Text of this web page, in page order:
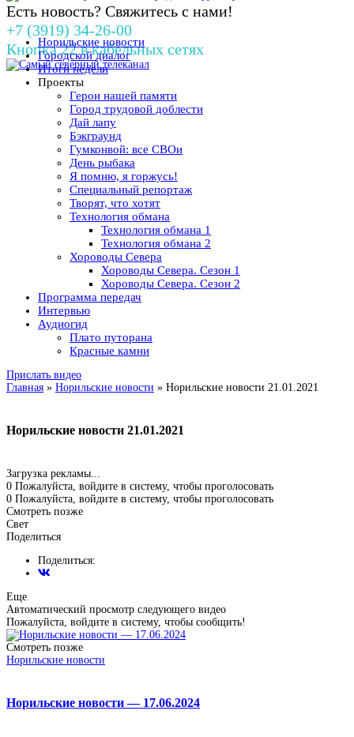
Есть новость? Свяжитесь с нами!
+7 (3919) 34-26-00
Кнопка 22 в кабельных сетях
Норильские новости
Городской диалог
Итоги недели
Проекты
Герои нашей памяти
Город трудовой доблести
Дай лапу
Бэкграунд
Гумконвой: все СВОи
День рыбака
Я помню, я горжусь!
Специальный репортаж
Творят, что хотят
Технология обмана
Технология обмана 1
Технология обмана 2
Хороводы Севера
Хороводы Севера. Сезон 1
Хороводы Севера. Сезон 2
Программа передач
Интервью
Аудиогид
Плато путорана
Красные камни
Прислать видео
Главная » Норильские новости » Норильские новости 21.01.2021
Норильские новости 21.01.2021
Загрузка рекламы...
0 Пожалуйста, войдите в систему, чтобы проголосовать
0 Пожалуйста, войдите в систему, чтобы проголосовать
Смотреть позже
Свет
Поделиться
Поделиться:
Еще
Автоматический просмотр следующего видео
Пожалуйста, войдите в систему, чтобы сообщить!
Смотреть позже
Норильские новости
Норильские новости — 17.06.2024